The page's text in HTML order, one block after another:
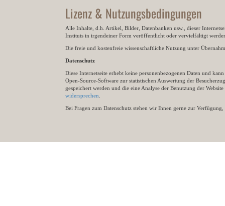
Lizenz & Nutzungsbedingungen
Alle Inhalte, d.h. Artikel, Bilder, Datenbanken usw., dieser
Instituts in irgendeiner Form veröffentlicht oder vervielfältigt
Die freie und kostenfreie wissenschaftliche Nutzung unter
Datenschutz
Diese Internetseite erhebt keine personenbezogenen Daten und
Open-Source-Software zur statistischen Auswertung der
gespeichert werden und die eine Analyse der Benutzung der
widersprechen
Bei Fragen zum Datenschutz stehen wir Ihnen gerne zur